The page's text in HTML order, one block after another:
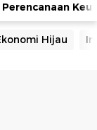
Perencanaan
Hijau